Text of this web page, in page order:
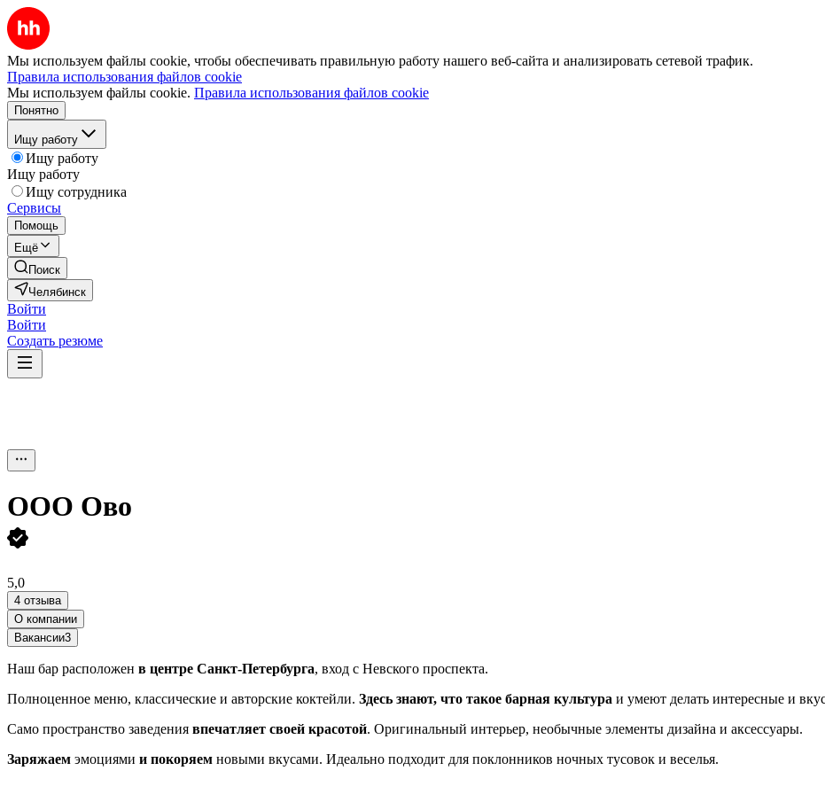
Мы используем файлы cookie, чтобы обеспечивать правильную работу нашего веб-сайта и анализировать сетевой трафик.
Правила использования файлов cookie
Мы используем файлы cookie. Правила использования файлов cookie
Понятно
Ищу работу
Ищу работу
Ищу работу
Ищу сотрудника
Сервисы
Помощь
Ещё
Поиск
Челябинск
Войти
Войти
Создать резюме
ООО Ово
5,0
4 отзыва
О компании
Вакансии3
Наш бар расположен в центре Санкт-Петербурга, вход с Невского проспекта.
Полноценное меню, классические и авторские коктейли. Здесь знают, что такое барная культура и умеют делать интересные и
Само пространство заведения впечатляет своей красотой. Оригинальный интерьер, необычные элементы дизайна и аксессуары.
Заряжаем эмоциями и покоряем новыми вкусами. Идеально подходит для поклонников ночных тусовок и веселья.